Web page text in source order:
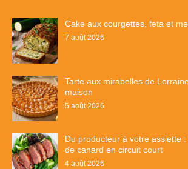
Cake aux courgettes, feta et
7 août 2026
Tarte aux mirabelles de
maison
5 août 2026
Du producteur à votre assiette
de canard en circuit court
4 août 2026